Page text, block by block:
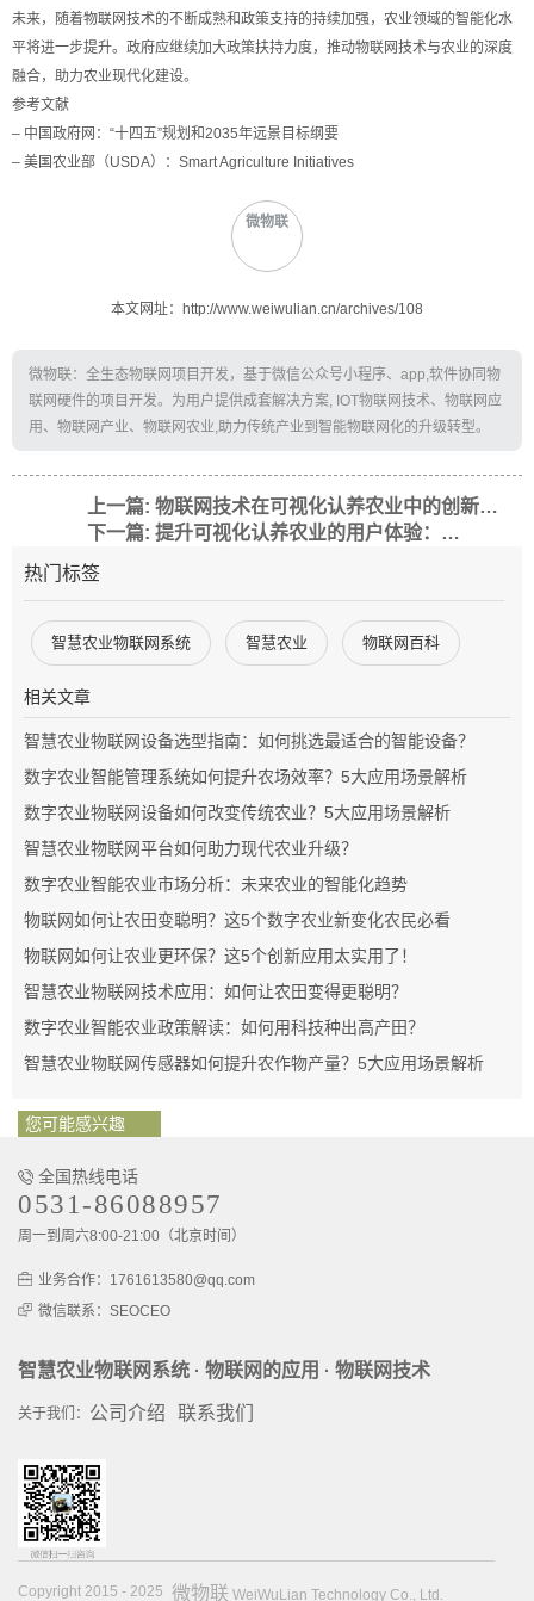
未来，随着物联网技术的不断成熟和政策支持的持续加强，农业领域的智能化水
平将进一步提升。政府应继续加大政策扶持力度，推动物联网技术与农业的深度
融合，助力农业现代化建设。
参考文献
– 中国政府网：“十四五”规划和2035年远景目标纲要
– 美国农业部（USDA）：Smart Agriculture Initiatives
微物联
本文网址：http://www.weiwulian.cn/archives/108
微物联：全生态物联网项目开发，基于微信公众号小程序、app,软件协同物
联网硬件的项目开发。为用户提供成套解决方案, IOT物联网技术、物联网应
用、物联网产业、物联网农业,助力传统产业到智能物联网化的升级转型。
上一篇: 物联网技术在可视化认养农业中的创新应用
下一篇: 提升可视化认养农业的用户体验：设计策略与实践
热门标签
智慧农业物联网系统 智慧农业 物联网百科
相关文章
智慧农业物联网设备选型指南：如何挑选最适合的智能设备？
数字农业智能管理系统如何提升农场效率？5大应用场景解析
数字农业物联网设备如何改变传统农业？5大应用场景解析
智慧农业物联网平台如何助力现代农业升级？
数字农业智能农业市场分析：未来农业的智能化趋势
物联网如何让农田变聪明？这5个数字农业新变化农民必看
物联网如何让农业更环保？这5个创新应用太实用了！
智慧农业物联网技术应用：如何让农田变得更聪明？
数字农业智能农业政策解读：如何用科技种出高产田？
智慧农业物联网传感器如何提升农作物产量？5大应用场景解析
您可能感兴趣
全国热线电话
0531-86088957
周一到周六8:00-21:00（北京时间）
业务合作：1761613580@qq.com
微信联系：SEOCEO
智慧农业物联网系统 · 物联网的应用 · 物联网技术
关于我们： 公司介绍 联系我们
Copyright 2015 - 2025 微物联 WeiWuLian Technology Co., Ltd.